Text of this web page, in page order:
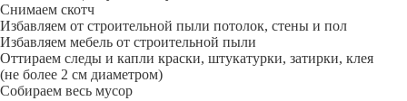
Снимаем скотч
Избавляем от строительной пыли потолок, стены и пол
Избавляем мебель от строительной пыли
Оттираем следы и капли краски, штукатурки, затирки, клея
(не более 2 см диаметром)
Собираем весь мусор